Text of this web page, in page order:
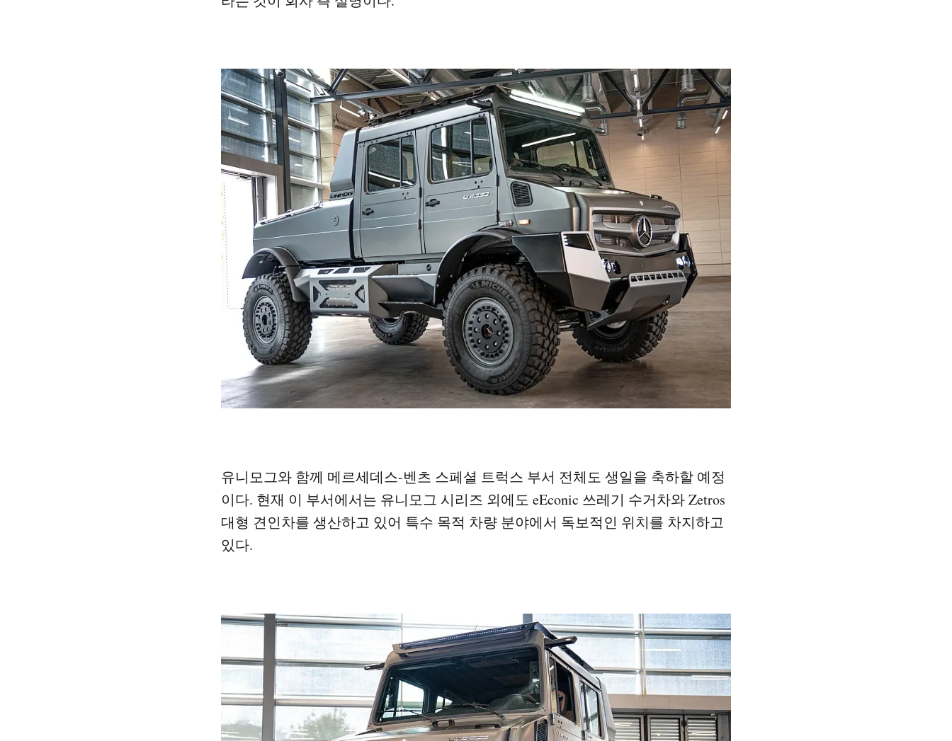
유니모그와 함께 메르세데스-벤츠 스페셜 트럭스 부서 전체도 생일을 축하할 예정
이다. 현재 이 부서에서는 유니모그 시리즈 외에도 eEconic 쓰레기 수거차와 Zetros
대형 견인차를 생산하고 있어 특수 목적 차량 분야에서 독보적인 위치를 차지하고
있다.